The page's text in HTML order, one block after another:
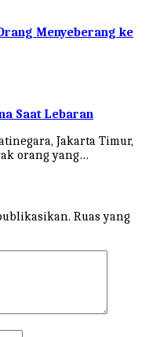
Menyeberang ke
Saat Lebaran
Jakarta Timur,
orang yang…
Ruas yang